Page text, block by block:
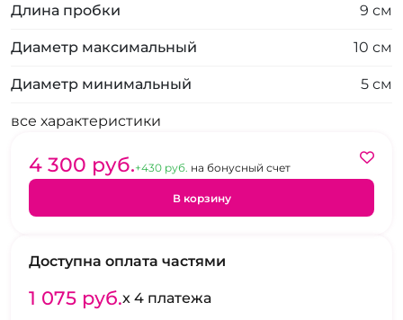
Длина пробки 9 см
Диаметр максимальный 10 см
Диаметр минимальный 5 см
все характеристики
4 300 pуб.+430 pуб. на бонусный счет
В корзину
Доступна оплата частями
1 075 pуб.x 4 платежа